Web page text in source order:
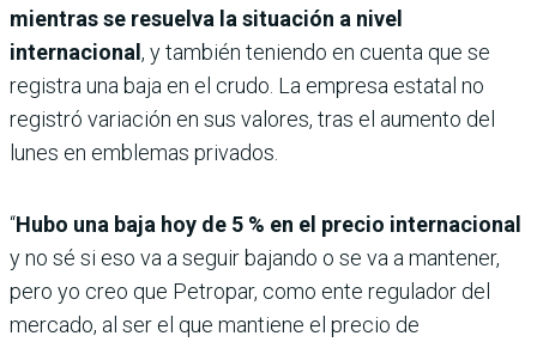
mientras se resuelva la situación a nivel
internacional, y también teniendo en cuenta que se
registra una baja en el crudo. La empresa estatal no
registró variación en sus valores, tras el aumento del
lunes en emblemas privados.
“Hubo una baja hoy de 5 % en el precio internacional
y no sé si eso va a seguir bajando o se va a mantener,
pero yo creo que Petropar, como ente regulador del
mercado, al ser el que mantiene el precio de